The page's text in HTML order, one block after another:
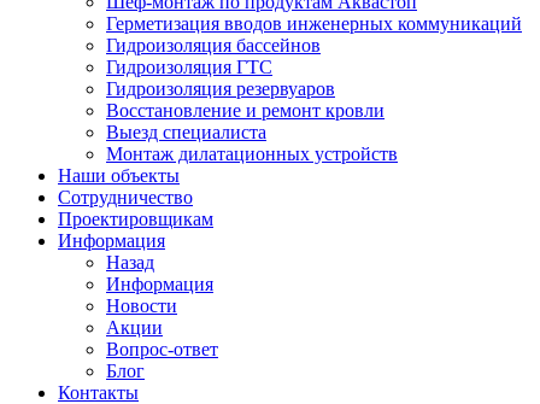
Герметизация вводов инженерных коммуникаций
Гидроизоляция бассейнов
Гидроизоляция ГТС
Гидроизоляция резервуаров
Восстановление и ремонт кровли
Выезд специалиста
Монтаж дилатационных устройств
Наши объекты
Сотрудничество
Проектировщикам
Информация
Назад
Информация
Новости
Акции
Вопрос-ответ
Блог
Контакты